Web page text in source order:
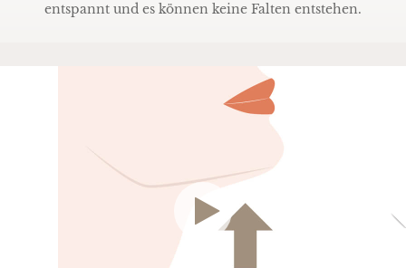
entspannt und es können keine Falten entstehen.